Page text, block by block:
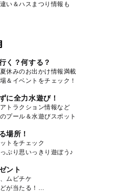
い＆ハスまつり情報も
く？何する？
休みのお出かけ情報満載
＆イベントをチェック！
に全力水遊び！
トラクション情報など
プール＆水遊びスポット
場所！
トをチェック
ぷり思いっきり遊ぼう♪
ント
ムビチケ
が当たる！